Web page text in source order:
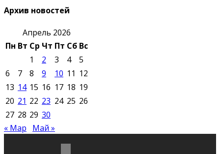
Архив новостей
Апрель 2026
Пн Вт Ср Чт Пт Сб Вс
1
2 3 4
5
6
7 8 9 10 11 12
13 14 15 16 17 18 19
20 21 22 23 24 25 26
27 28 29 30
« Мар
Май »